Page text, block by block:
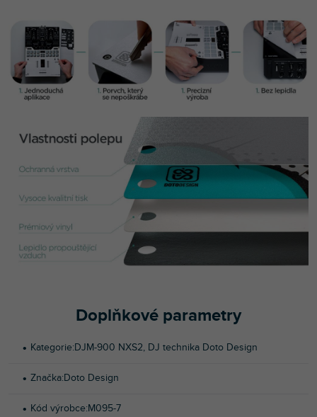
Doplňkové parametry
Kategorie:DJM-900 NXS2, DJ technika Doto Design
Značka:Doto Design
Kód výrobce:M095-7